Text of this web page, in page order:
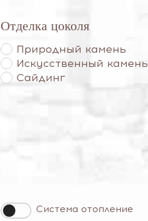
Отделка цоколя
Природный камень
Искусственный камень
Сайдинг
Система отопление